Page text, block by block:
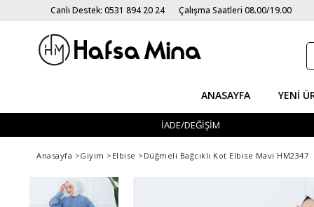
Canlı Destek: 0531 894 20 24 Çalışma Saatleri 08.00/19.00
ANASAYFA YENI
İADE/DEĞİŞİM
Anasayfa >Giyim > Elbise > Düğmeli Bağcıklı Kot Elbise Mavi HM2347